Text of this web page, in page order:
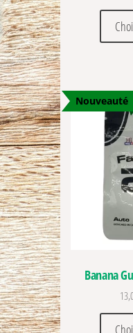
Nouveauté
Banana